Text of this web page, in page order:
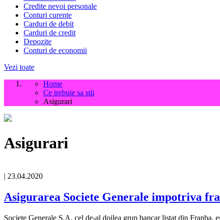
Credite nevoi personale
Conturi curente
Carduri de debit
Carduri de credit
Depozite
Conturi de economii
Vezi toate
Home
Ce trebuie sa stii
Asigurari
Asigurari
| 23.04.2020
Asigurarea Societe Generale impotriva
Societe Generale S.A, cel de-al doilea grup bancar listat din Franþa,